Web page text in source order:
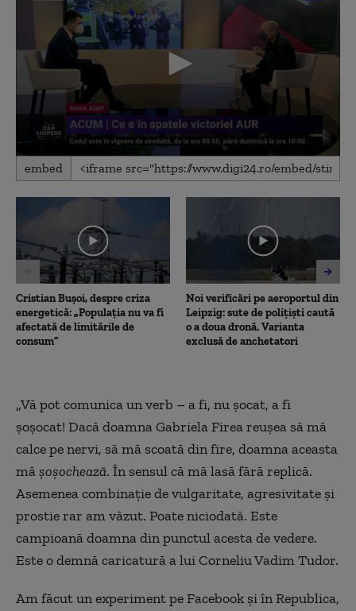
0
seconds
11
minutes,
seconds
embed
Cristian Bușoi, despre criza
energetică: „Populația nu va fi
afectată de limitările de
consum”
Noi verificări pe aeroportul din
Leipzig: sute de polițiști caută
o a doua dronă. Varianta
exclusă de anchetatori
„Vă pot comunica un verb – a fi, nu șocat, a fi
șoșocat! Dacă doamna Gabriela Firea reușea să mă
calce pe nervi, să mă scoată din fire, doamna aceasta
mășoșochează. În sensul că mă lasă fără replică.
Asemenea combinație de vulgaritate, agresivitate și
prostie rar am văzut. Poate niciodată. Este
campioană doamna din punctul acesta de vedere.
Este o demnă caricatură a lui Corneliu Vadim Tudor.
Am făcut un experiment pe Facebook și în Republica,